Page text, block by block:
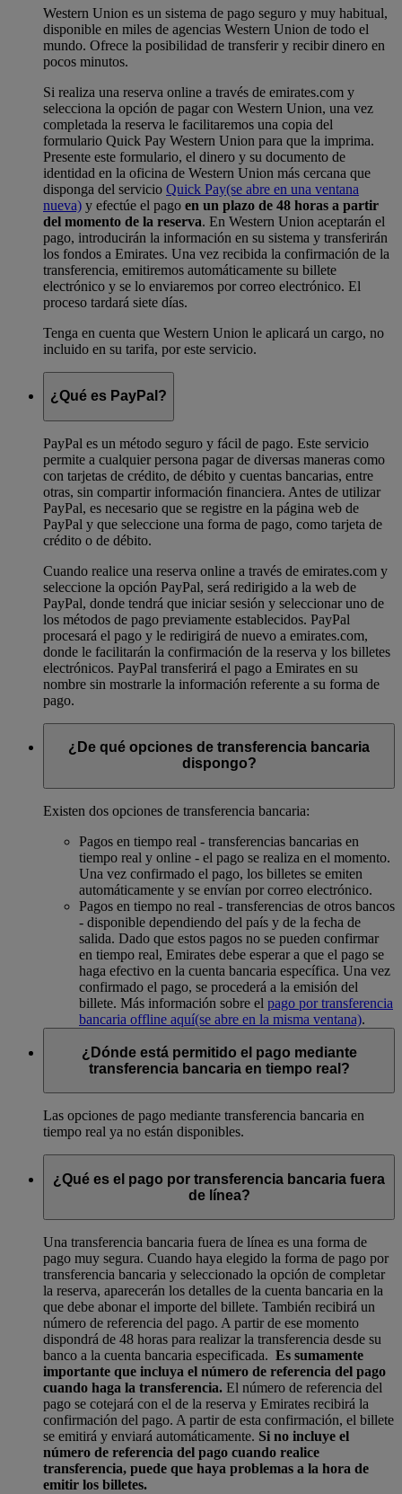
Western Union es un sistema de pago seguro y muy habitual,
disponible en miles de agencias Western Union de todo el
mundo. Ofrece la posibilidad de transferir y recibir dinero en
pocos minutos.
Si realiza una reserva online a través de emirates.com y
selecciona la opción de pagar con Western Union, una vez
completada la reserva le facilitaremos una copia del
formulario Quick Pay Western Union para que la imprima.
Presente este formulario, el dinero y su documento de
identidad en la oficina de Western Union más cercana que
disponga del servicio Quick Pay(se abre en una ventana
nueva) y efectúe el pago en un plazo de 48 horas a partir
del momento de la reserva. En Western Union aceptarán el
pago, introducirán la información en su sistema y transferirán
los fondos a Emirates. Una vez recibida la confirmación de la
transferencia, emitiremos automáticamente su billete
electrónico y se lo enviaremos por correo electrónico. El
proceso tardará siete días.
Tenga en cuenta que Western Union le aplicará un cargo, no
incluido en su tarifa, por este servicio.
¿Qué es PayPal?
PayPal es un método seguro y fácil de pago. Este servicio
permite a cualquier persona pagar de diversas maneras como
con tarjetas de crédito, de débito y cuentas bancarias, entre
otras, sin compartir información financiera. Antes de utilizar
PayPal, es necesario que se registre en la página web de
PayPal y que seleccione una forma de pago, como tarjeta de
crédito o de débito.
Cuando realice una reserva online a través de emirates.com y
seleccione la opción PayPal, será redirigido a la web de
PayPal, donde tendrá que iniciar sesión y seleccionar uno de
los métodos de pago previamente establecidos. PayPal
procesará el pago y le redirigirá de nuevo a emirates.com,
donde le facilitarán la confirmación de la reserva y los billetes
electrónicos. PayPal transferirá el pago a Emirates en su
nombre sin mostrarle la información referente a su forma de
pago.
¿De qué opciones de transferencia bancaria
dispongo?
Existen dos opciones de transferencia bancaria:
Pagos en tiempo real - transferencias bancarias en
tiempo real y online - el pago se realiza en el momento.
Una vez confirmado el pago, los billetes se emiten
automáticamente y se envían por correo electrónico.
Pagos en tiempo no real - transferencias de otros bancos
- disponible dependiendo del país y de la fecha de
salida. Dado que estos pagos no se pueden confirmar
en tiempo real, Emirates debe esperar a que el pago se
haga efectivo en la cuenta bancaria específica. Una vez
confirmado el pago, se procederá a la emisión del
billete. Más información sobre el pago por transferencia
bancaria offline aquí(se abre en la misma ventana).
¿Dónde está permitido el pago mediante
transferencia bancaria en tiempo real?
Las opciones de pago mediante transferencia bancaria en
tiempo real ya no están disponibles.
¿Qué es el pago por transferencia bancaria fuera
de línea?
Una transferencia bancaria fuera de línea es una forma de
pago muy segura. Cuando haya elegido la forma de pago por
transferencia bancaria y seleccionado la opción de completar
la reserva, aparecerán los detalles de la cuenta bancaria en la
que debe abonar el importe del billete. También recibirá un
número de referencia del pago. A partir de ese momento
dispondrá de 48 horas para realizar la transferencia desde su
banco a la cuenta bancaria especificada. Es sumamente
importante que incluya el número de referencia del pago
cuando haga la transferencia. El número de referencia del
pago se cotejará con el de la reserva y Emirates recibirá la
confirmación del pago. A partir de esta confirmación, el billete
se emitirá y enviará automáticamente. Si no incluye el
número de referencia del pago cuando realice
transferencia, puede que haya problemas a la hora de
emitir los billetes.